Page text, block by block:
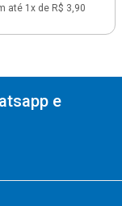
até 1x de R$ 3,90
e